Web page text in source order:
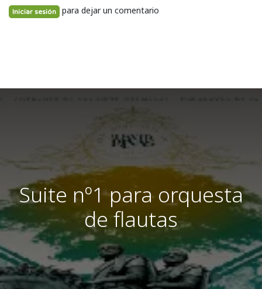
Iniciar sesión para dejar un comentario
Suite nº1 para orquesta
de flautas